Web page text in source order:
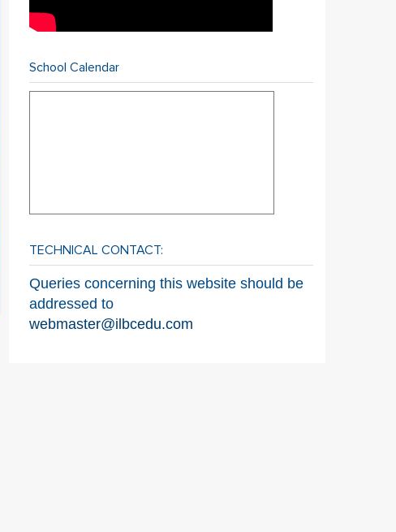
School Calendar
TECHNICAL CONTACT:
Queries concerning this website should be
addressed to
webmaster@ilbcedu.com